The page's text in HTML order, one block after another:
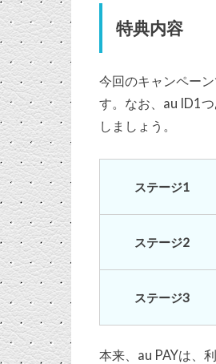
特典内容
今回のキャンペー
す。なお、au ID1
しましょう。
ステージ1
ステージ2
ステージ3
本来、au PAYは、